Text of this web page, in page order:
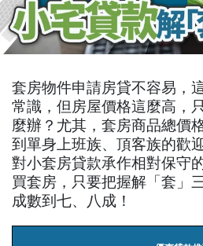
套房物件申請房貸不容易，
常識，但房屋價格這麼高，
麼辦？尤其，套房商品總價
到單身上班族、頂客族的歡
對小套房貸款承作相對保守
買套房，只要把握解「套」
成數到七、八成！